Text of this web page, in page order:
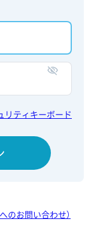
リティキーボード
のお問い合わせ）